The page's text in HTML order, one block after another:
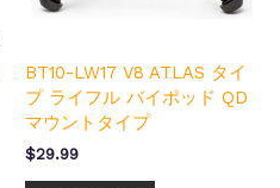
BT10-LW17 V8 ATLAS タイ
プ ライフル バイポッド QD
マウントタイプ
$29.99